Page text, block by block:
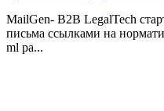
MailGen- B2B LegalTech
письма ссылками на
ml ра...